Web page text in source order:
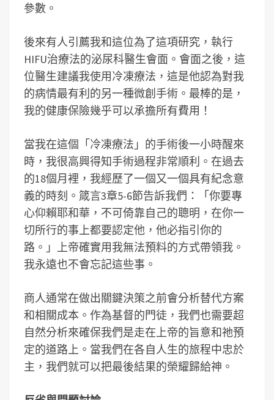
參數。
後來有人引薦我和這位為了這項研究，執行
HIFU治療法的泌尿科醫生會面。會面之後，這
位醫生建議我使用冷凍療法，這是他認為對我
的病情最有利的另一種微創手術。最棒的是，
我的健康保險幾乎可以承擔所有費用！
當我在這個「冷凍療法」的手術後一小時醒來
時，我很高興得知手術過程非常順利。在過去
的18個月裡，我經歷了一個又一個具有紀念意
義的時刻。箴言3章5-6節告訴我們：「你要專
心仰賴耶和華，不可倚靠自己的聰明，在你一
切所行的事上都要認定他，他必指引你的
路。」上帝確實用我無法預料的方式帶領我。
我永遠也不會忘記這些事。
商人通常在做出關鍵決策之前會分析替代方案
和相關成本。作為基督的門徒，我們也需要超
自然分析來確保我們是走在上帝的旨意和祂預
定的道路上。當我們在各自人生的旅程中忠於
主，我們就可以把最後結果的榮耀歸給神。